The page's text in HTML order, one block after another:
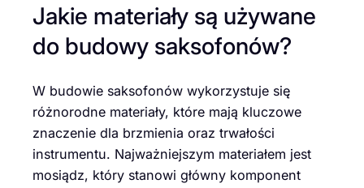
Jakie materiały są używane
do budowy saksofonów?
W budowie saksofonów wykorzystuje się
różnorodne materiały, które mają kluczowe
znaczenie dla brzmienia oraz trwałości
instrumentu. Najważniejszym materiałem jest
mosiądz, który stanowi główny komponent